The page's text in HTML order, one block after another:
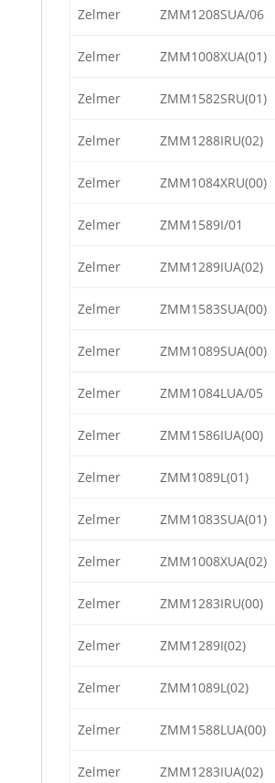
Zelmer ZMM1208SUA/06
Zelmer ZMM1008XUA(01)
Zelmer ZMM1582SRU(01)
Zelmer ZMM1288IRU(02)
Zelmer ZMM1084XRU(00)
Zelmer ZMM1589I/01
Zelmer ZMM1289IUA(02)
Zelmer ZMM1583SUA(00)
Zelmer ZMM1089SUA(00)
Zelmer ZMM1084LUA/05
Zelmer ZMM1586IUA(00)
Zelmer ZMM1089L(01)
Zelmer ZMM1083SUA(01)
Zelmer ZMM1008XUA(02)
Zelmer ZMM1283IRU(00)
Zelmer ZMM1289I(02)
Zelmer ZMM1089L(02)
Zelmer ZMM1588LUA(00)
Zelmer ZMM1283IUA(02)